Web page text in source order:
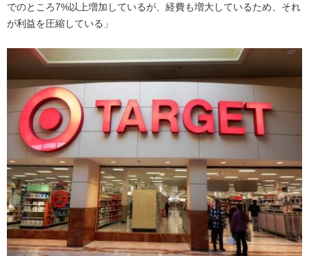
でのところ7%以上増加しているが、経費も増大しているため、それ
が利益を圧縮している」